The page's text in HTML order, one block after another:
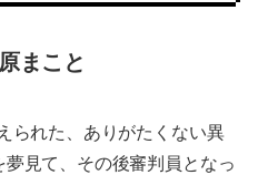
まこと
られた、ありがたくない異
見て、その後審判員となっ